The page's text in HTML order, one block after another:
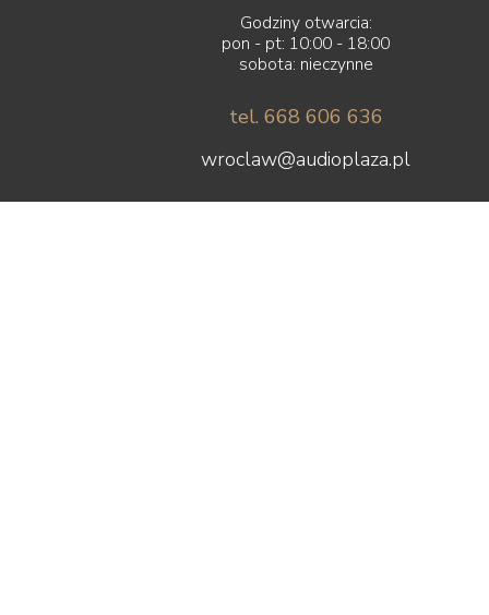
Godziny otwarcia:
pon - pt: 10:00 - 18:00
sobota: nieczynne
tel. 668 606 636
wroclaw@audioplaza.pl